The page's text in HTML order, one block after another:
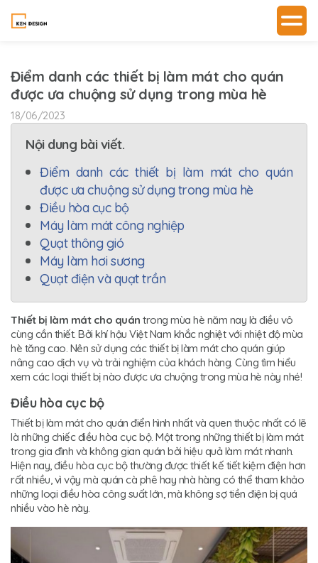
Điểm danh các thiết bị làm mát cho quán
được ưa chuộng sử dụng trong mùa hè
18/06/2023
Nội dung bài viết.
Điểm danh các thiết bị làm mát cho quán
được ưa chuộng sử dụng trong mùa hè
Điều hòa cục bộ
Máy làm mát công nghiệp
Quạt thông gió
Máy làm hơi sương
Quạt điện và quạt trần
Thiết bị làm mát cho quán trong mùa hè năm nay là điều vô
cùng cần thiết. Bởi khí hậu Việt Nam khắc nghiệt với nhiệt độ mùa
hè tăng cao. Nên sử dụng các thiết bị làm mát cho quán giúp
nâng cao dịch vụ và trải nghiệm của khách hàng. Cùng tìm hiểu
xem các loại thiết bị nào được ưa chuộng trong mùa hè này nhé!
Điều hòa cục bộ
Thiết bị làm mát cho quán điển hình nhất và quen thuộc nhất có lẽ
là những chiếc điều hòa cục bộ. Một trong những thiết bị làm mát
trong gia đình và không gian quán bởi hiệu quả làm mát nhanh.
Hiện nay, điều hòa cục bộ thường được thiết kế tiết kiệm điện hơn
rất nhiều, vì vậy mà quán cà phê hay nhà hàng có thể tham khảo
những loại điều hòa công suất lớn, mà không sợ tiền điện bị quá
nhiều vào hè này.